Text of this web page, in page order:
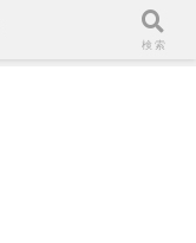
検索